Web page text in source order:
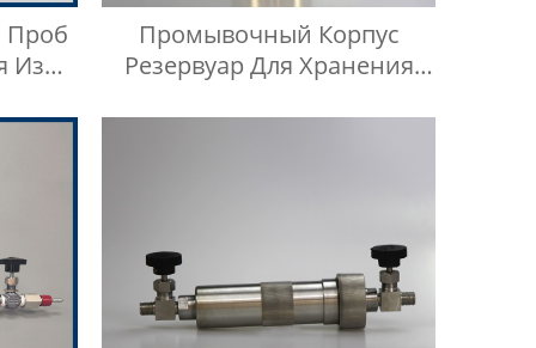
Проб
Из
Промывочный Корпус
Резервуар Для Хранения
Проверки Температуры